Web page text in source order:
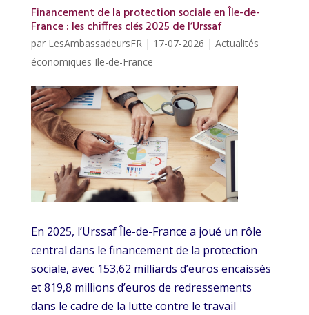
Financement de la protection sociale en Île-de-
France : les chiffres clés 2025 de l’Urssaf
par LesAmbassadeursFR| 17-07-2026 | Actualités
économiques Ile-de-France
En 2025, l’Urssaf Île-de-France a joué un rôle
central dans le financement de la protection
sociale, avec 153,62 milliards d’euros encaissés
et 819,8 millions d’euros de redressements
dans le cadre de la lutte contre le travail